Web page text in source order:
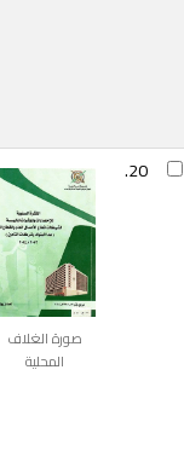
20.
صورة الغلاف
المحلية